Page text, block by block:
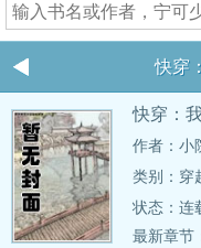
快穿
快穿：
作者：小
类别：穿
状态：连
最新章节